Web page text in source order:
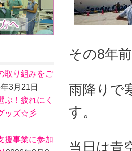
その8年
雨降りで
す。
当日は青
取り組みをご
3月21日
ぶ！疲れにく
ッズ☆彡
援事業に参加